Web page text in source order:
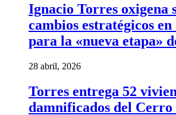
Ignacio Torres oxigena
cambios estratégicos en
para la «nueva etapa»
28 abril, 2026
Torres entrega 52
damnificados del